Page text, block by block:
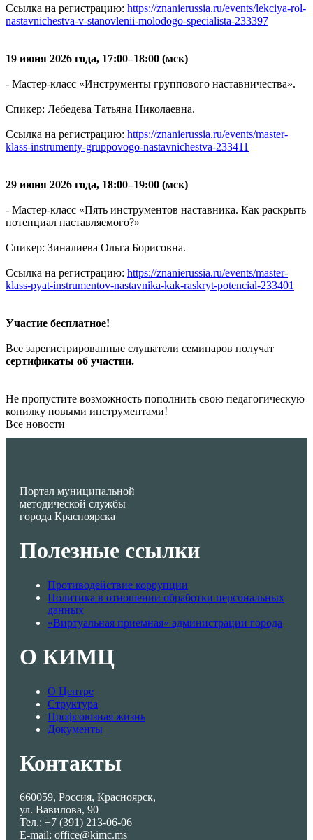
Ссылка на регистрацию: https://znanierussia.ru/events/lekciya-rol-
nastavnichestva-v-stanovlenii-molodogo-specialista-233397
19 июня 2026 года, 17:00–18:00 (мск)
- Мастер-класс «Инструменты группового наставничества».
Спикер: Лебедева Татьяна Николаевна.
Ссылка на регистрацию: https://znanierussia.ru/events/master-
klass-instrumenty-gruppovogo-nastavnichestva-233411
29 июня 2026 года, 18:00–19:00 (мск)
- Мастер-класс «Пять инструментов наставника. Как раскрыть
потенциал наставляемого?»
Спикер: Зиналиева Ольга Борисовна.
Ссылка на регистрацию: https://znanierussia.ru/events/master-
klass-pyat-instrumentov-nastavnika-kak-raskryt-potencial-233401
Участие бесплатное!
Все зарегистрированные слушатели семинаров получат
сертификаты об участии.
Не пропустите возможность пополнить свою педагогическую
копилку новыми инструментами!
Все новости
Портал муниципальной
методической службы
города Красноярска
Полезные ссылки
Противодействие коррупции
Политика в отношении обработки персональных
данных
«Виртуальная приемная» администрации города
О КИМЦ
О Центре
Структура
Профсоюзная жизнь
Документы
Контакты
660059, Россия, Красноярск,
ул. Вавилова, 90
Тел.: +7 (391) 213-06-06
E-mail: office@kimc.ms